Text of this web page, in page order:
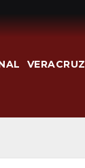
VERACRUZ